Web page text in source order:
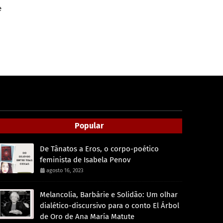
Popular
De Tânatos a Eros, o corpo-poético
feminista de Isabela Penov
agosto 16, 2023
Melancolia, Barbárie e Solidão: Um olhar
dialético-discursivo para o conto El Árbol
de Oro de Ana María Matute